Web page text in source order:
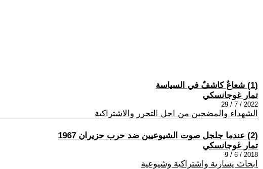
(1) شعاعٌ كاشفٌ في السياسة
تمار غوجانسكي
2022 / 7 / 29
الشهداء والمضحين من اجل التحرر والاشتراكية
(2) عندما جلجل صوت الشيوعيين ضد حرب حزيران 1967
تمار غوجانسكي
2018 / 6 / 9
ابحاث يسارية واشتراكية وشيوعية